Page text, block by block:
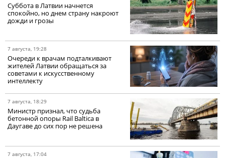
Суббота в Латвии начнется
спокойно, но днем страну накроют
дожди и грозы
7 августа, 19:28
Очереди к врачам подталкивают
жителей Латвии обращаться за
советами к искусственному
интеллекту
7 августа, 18:29
Министр признал, что судьба
бетонной опоры Rail Baltica в
Даугаве до сих пор не решена
7 августа, 17:04